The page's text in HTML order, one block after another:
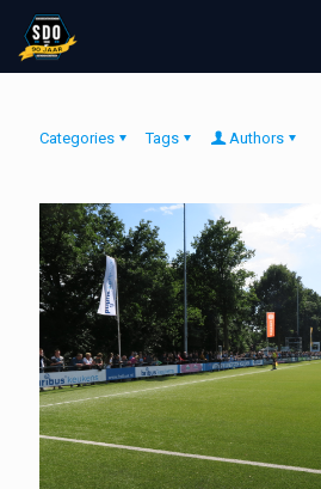
Categories Tags Authors